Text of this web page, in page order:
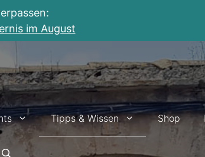
im August
Tipps & Wissen Shop